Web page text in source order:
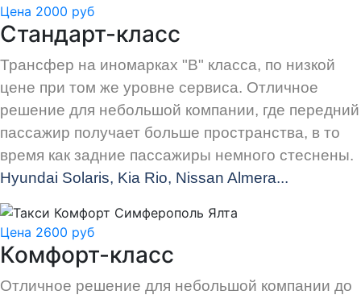
Цена 2000 руб
Стандарт-класс
Трансфер на иномарках "В" класса, по низкой
цене при том же уровне сервиса. Отличное
решение для небольшой компании, где передний
пассажир получает больше пространства, в то
время как задние пассажиры немного стеснены.
Hyundai Solaris, Kia Rio, Nissan Almera...
Цена 2600 руб
Комфорт-класс
Отличное решение для небольшой компании до